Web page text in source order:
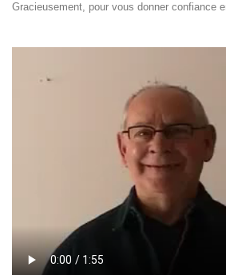
Gracieusement, pour vous donner confiance